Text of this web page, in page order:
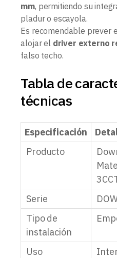
mm, permitiendo su
pladur o escayola.
Es recomendable prever
alojar el driver externo
falso techo.
Tabla de
técnicas
Especificación
Producto
Serie
Tipo de
instalación
Uso